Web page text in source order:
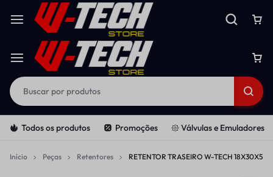
Todos os produtos Promoções 𑁍 Válvulas e Emuladores
Início Peças Retentores RETENTOR TRASEIRO W-TECH 18X30X5